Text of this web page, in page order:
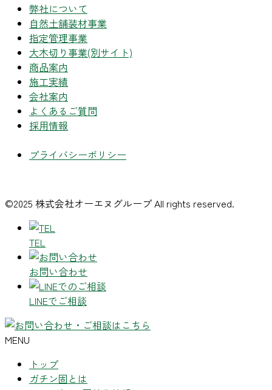
弊社について
自然土舗装材事業
指定管理事業
大木切り事業(別サイト)
商品案内
施工実績
会社案内
よくあるご質問
採用情報
プライバシーポリシー
©2025 株式会社オーエヌグループ All rights reserved.
TEL
お問い合わせ
LINEでご相談
MENU
トップ
ガチン固とは